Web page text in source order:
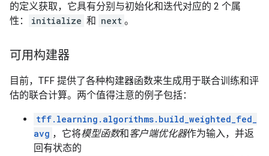
的定义获取，它具有分别与初始化和迭代对应的 2 个属
性：
initialize 和 next 。
可用构建器
目前，TFF 提供了各种构建器函数来生成用于联合训练和评
估的联合计算。两个值得注意的例子包括：
tff.learning.algorithms.build_weighted_fed_
avg ，它将模型函数和客户端优化器作为输入，并返
回有状态的